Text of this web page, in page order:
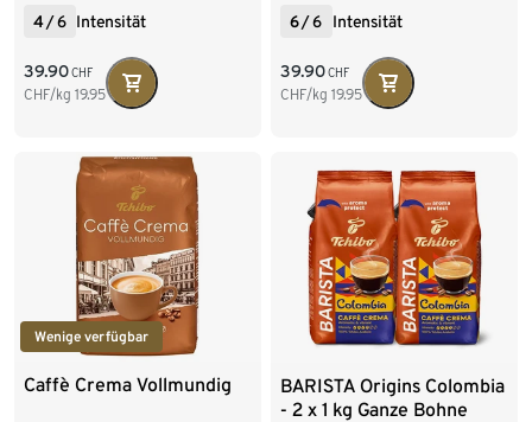
4/6 Intensität
39.90CHF
CHF/kg 19.95
6/6 Intensität
39.90CHF
CHF/kg 19.95
Wenige verfügbar
Caffè Crema Vollmundig
BARISTA Origins Colombia
- 2 x 1 kg Ganze Bohne